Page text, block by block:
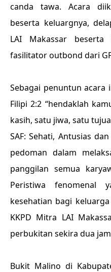
canda tawa. Acara
beserta keluargnya,
LAI Makassar
fasilitator outbond dari
Sebagai penuntun acara
Filipi 2:2 “hendaklah
kasih, satu jiwa, satu
SAF: Sehati, Antusias
pedoman dalam
panggilan semua
Peristiwa fenomenal
kesehatian bagi
KKPD Mitra LAI
perbukitan sekira dua
Bukit Malino di